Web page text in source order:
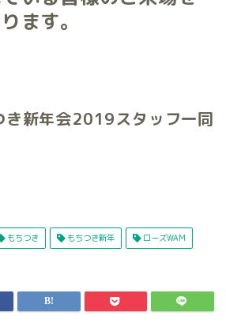
ます。
き新年会2019スタッフ一同
もちつき もちつき新年 ローズWAM